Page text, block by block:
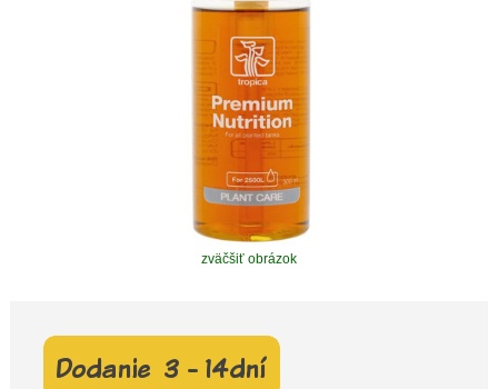
zväčšiť obrázok